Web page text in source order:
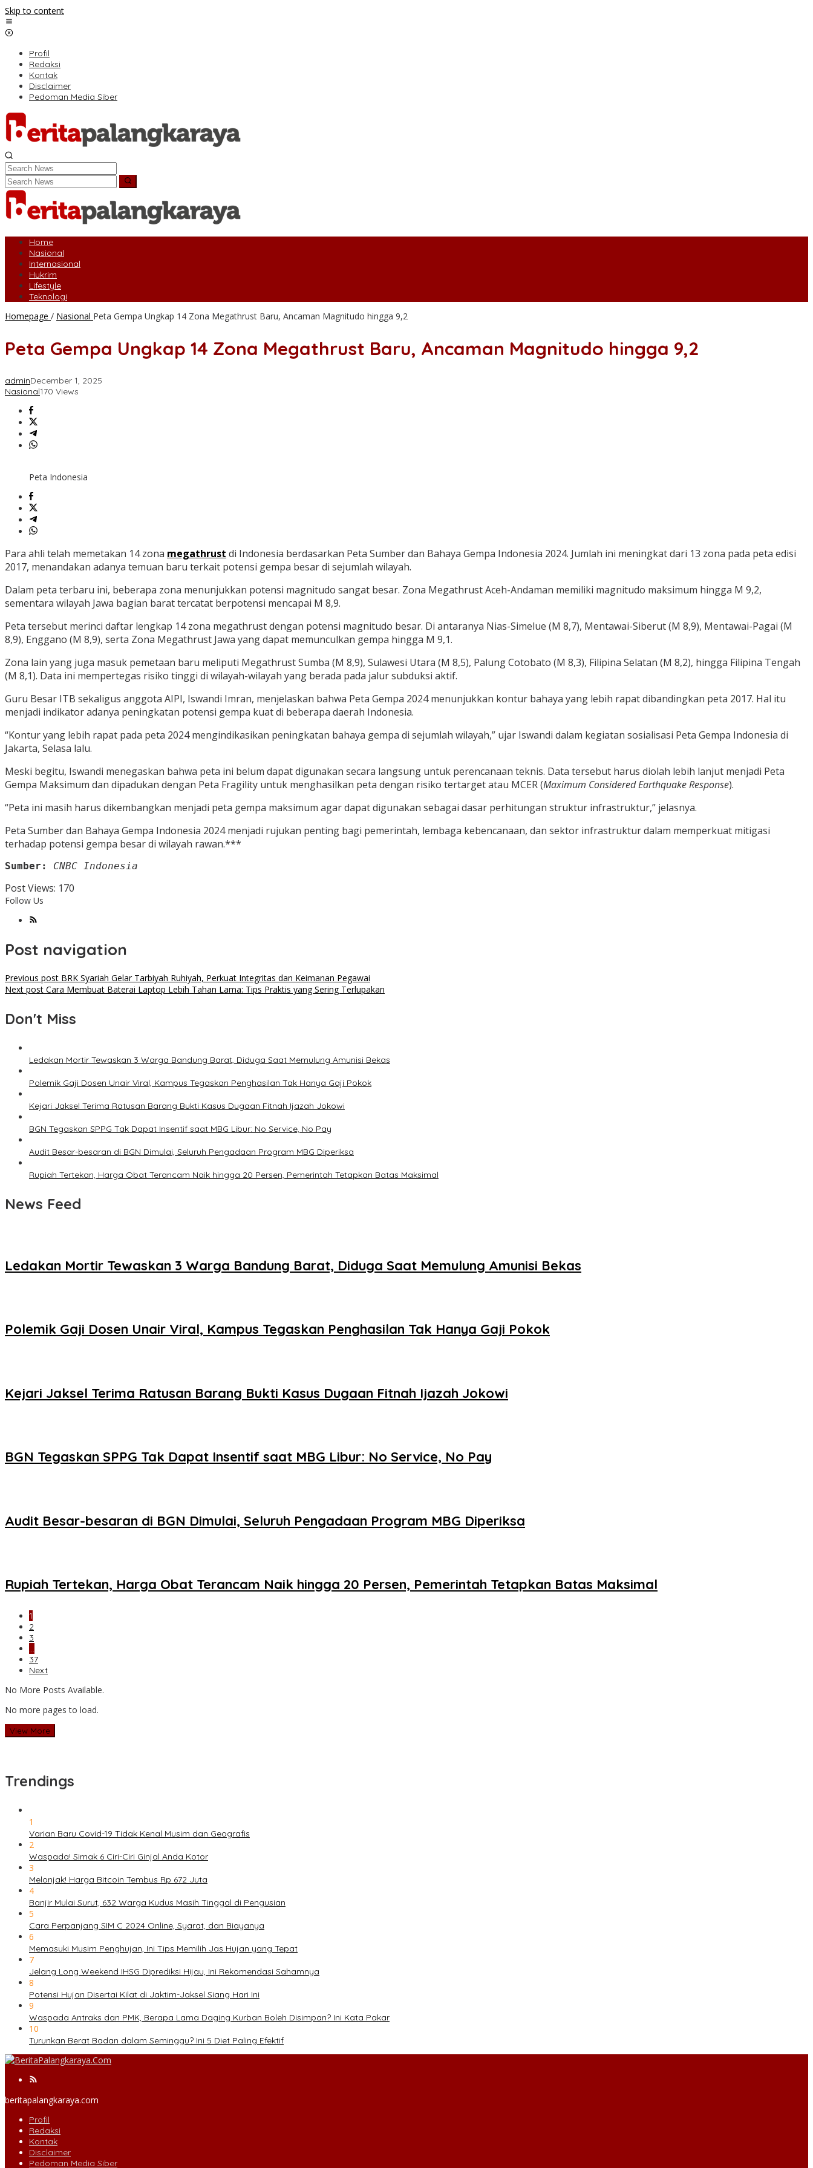
Skip to content
Profil
Redaksi
Kontak
Disclaimer
Pedoman Media Siber
Home
Nasional
Internasional
Hukrim
Lifestyle
Teknologi
Homepage / Nasional Peta Gempa Ungkap 14 Zona Megathrust Baru, Ancaman Magnitudo hingga 9,2
Peta Gempa Ungkap 14 Zona Megathrust Baru, Ancaman Magnitudo hingga 9,2
adminDecember 1, 2025
Nasional170 Views
Peta Indonesia
Para ahli telah memetakan 14 zona megathrust di Indonesia berdasarkan Peta Sumber dan Bahaya Gempa Indonesia 2024. Jumlah ini meningkat dari 13 zona pada peta edisi
2017, menandakan adanya temuan baru terkait potensi gempa besar di sejumlah wilayah.
Dalam peta terbaru ini, beberapa zona menunjukkan potensi magnitudo sangat besar. Zona Megathrust Aceh-Andaman memiliki magnitudo maksimum hingga M 9,2,
sementara wilayah Jawa bagian barat tercatat berpotensi mencapai M 8,9.
Peta tersebut merinci daftar lengkap 14 zona megathrust dengan potensi magnitudo besar. Di antaranya Nias-Simelue (M 8,7), Mentawai-Siberut (M 8,9), Mentawai-Pagai (M
8,9), Enggano (M 8,9), serta Zona Megathrust Jawa yang dapat memunculkan gempa hingga M 9,1.
Zona lain yang juga masuk pemetaan baru meliputi Megathrust Sumba (M 8,9), Sulawesi Utara (M 8,5), Palung Cotobato (M 8,3), Filipina Selatan (M 8,2), hingga Filipina Tengah
(M 8,1). Data ini mempertegas risiko tinggi di wilayah-wilayah yang berada pada jalur subduksi aktif.
Guru Besar ITB sekaligus anggota AIPI, Iswandi Imran, menjelaskan bahwa Peta Gempa 2024 menunjukkan kontur bahaya yang lebih rapat dibandingkan peta 2017. Hal itu
menjadi indikator adanya peningkatan potensi gempa kuat di beberapa daerah Indonesia.
“Kontur yang lebih rapat pada peta 2024 mengindikasikan peningkatan bahaya gempa di sejumlah wilayah,” ujar Iswandi dalam kegiatan sosialisasi Peta Gempa Indonesia di
Jakarta, Selasa lalu.
Meski begitu, Iswandi menegaskan bahwa peta ini belum dapat digunakan secara langsung untuk perencanaan teknis. Data tersebut harus diolah lebih lanjut menjadi Peta
Gempa Maksimum dan dipadukan dengan Peta Fragility untuk menghasilkan peta dengan risiko tertarget atau MCER (Maximum Considered Earthquake Response).
“Peta ini masih harus dikembangkan menjadi peta gempa maksimum agar dapat digunakan sebagai dasar perhitungan struktur infrastruktur,” jelasnya.
Peta Sumber dan Bahaya Gempa Indonesia 2024 menjadi rujukan penting bagi pemerintah, lembaga kebencanaan, dan sektor infrastruktur dalam memperkuat mitigasi
terhadap potensi gempa besar di wilayah rawan.***
Sumber: CNBC Indonesia
Post Views: 170
Follow Us
Post navigation
Previous post BRK Syariah Gelar Tarbiyah Ruhiyah, Perkuat Integritas dan Keimanan Pegawai
Next post Cara Membuat Baterai Laptop Lebih Tahan Lama: Tips Praktis yang Sering Terlupakan
Don't Miss
Ledakan Mortir Tewaskan 3 Warga Bandung Barat, Diduga Saat Memulung Amunisi Bekas
Polemik Gaji Dosen Unair Viral, Kampus Tegaskan Penghasilan Tak Hanya Gaji Pokok
Kejari Jaksel Terima Ratusan Barang Bukti Kasus Dugaan Fitnah Ijazah Jokowi
BGN Tegaskan SPPG Tak Dapat Insentif saat MBG Libur: No Service, No Pay
Audit Besar-besaran di BGN Dimulai, Seluruh Pengadaan Program MBG Diperiksa
Rupiah Tertekan, Harga Obat Terancam Naik hingga 20 Persen, Pemerintah Tetapkan Batas Maksimal
News Feed
Ledakan Mortir Tewaskan 3 Warga Bandung Barat, Diduga Saat Memulung Amunisi Bekas
Polemik Gaji Dosen Unair Viral, Kampus Tegaskan Penghasilan Tak Hanya Gaji Pokok
Kejari Jaksel Terima Ratusan Barang Bukti Kasus Dugaan Fitnah Ijazah Jokowi
BGN Tegaskan SPPG Tak Dapat Insentif saat MBG Libur: No Service, No Pay
Audit Besar-besaran di BGN Dimulai, Seluruh Pengadaan Program MBG Diperiksa
Rupiah Tertekan, Harga Obat Terancam Naik hingga 20 Persen, Pemerintah Tetapkan Batas Maksimal
1
2
3
…
37
Next
No More Posts Available.
No more pages to load.
View More
Trendings
1
Varian Baru Covid-19 Tidak Kenal Musim dan Geografis
2
Waspada! Simak 6 Ciri-Ciri Ginjal Anda Kotor
3
Melonjak! Harga Bitcoin Tembus Rp 672 Juta
4
Banjir Mulai Surut, 632 Warga Kudus Masih Tinggal di Pengusian
5
Cara Perpanjang SIM C 2024 Online, Syarat, dan Biayanya
6
Memasuki Musim Penghujan, Ini Tips Memilih Jas Hujan yang Tepat
7
Jelang Long Weekend IHSG Diprediksi Hijau, Ini Rekomendasi Sahamnya
8
Potensi Hujan Disertai Kilat di Jaktim-Jaksel Siang Hari Ini
9
Waspada Antraks dan PMK, Berapa Lama Daging Kurban Boleh Disimpan? Ini Kata Pakar
10
Turunkan Berat Badan dalam Seminggu? Ini 5 Diet Paling Efektif
beritapalangkaraya.com
Profil
Redaksi
Kontak
Disclaimer
Pedoman Media Siber